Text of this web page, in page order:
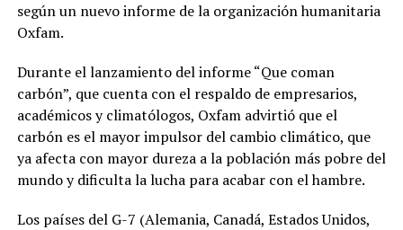
según un nuevo informe de la organización humanitaria
Oxfam.
Durante el lanzamiento del informe “Que coman
carbón”, que cuenta con el respaldo de empresarios,
académicos y climatólogos, Oxfam advirtió que el
carbón es el mayor impulsor del cambio climático, que
ya afecta con mayor dureza a la población más pobre del
mundo y dificulta la lucha para acabar con el hambre.
Los países del G-7 (Alemania, Canadá, Estados Unidos,